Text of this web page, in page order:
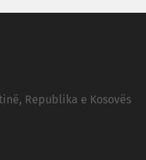
Republika e Kosovës